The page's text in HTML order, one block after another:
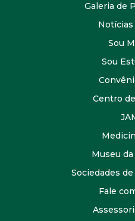
Galeria de
Notícias
Sou
Sou
Centro
Museu
Sociedades
Fale